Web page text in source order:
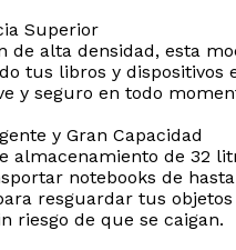
Superior
de alta densidad, esta
tus libros y dispositivos
y seguro en todo
y Gran Capacidad
almacenamiento de 32
notebooks de
resguardar tus
riesgo de que se caigan.